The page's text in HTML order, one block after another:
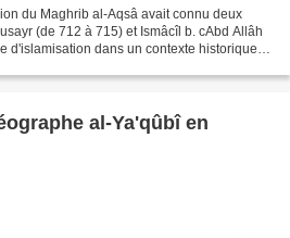
du Maghrib al-Aqsâ avait connu deux
(de 712 à 715) et Ismâcîl b. cAbd Allâh
d'islamisation dans un contexte historique
al-Ya'qûbî en